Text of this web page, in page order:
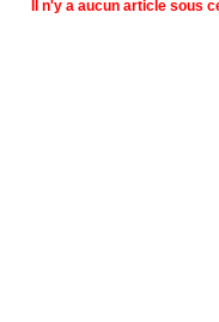
Il n'y a aucun article sous